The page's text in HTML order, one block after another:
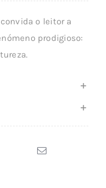
o leitor a
prodigioso: